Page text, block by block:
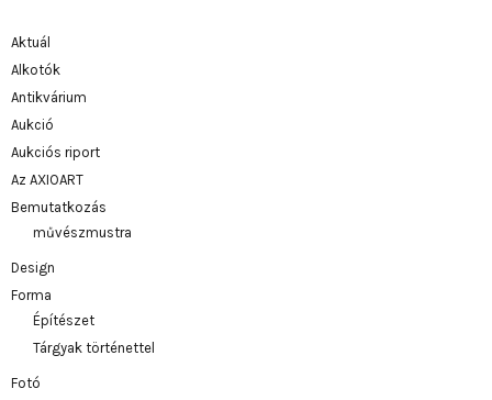
Aktuál
Alkotók
Antikvárium
Aukció
Aukciós riport
Az AXIOART
Bemutatkozás
művészmustra
Design
Forma
Építészet
Tárgyak történettel
Fotó